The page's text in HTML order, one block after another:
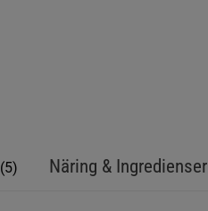
(5) Näring & Ingredienser